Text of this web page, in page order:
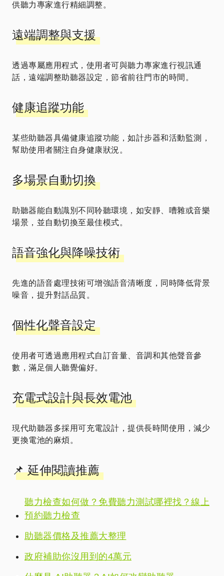
供聽力專家進行精細調整。
遠端調整與支援
透過專屬應用程式，使用者可與聽力專家進行視訊通
話，遠端調整助聽器設定，節省前往門市的時間。
健康追蹤功能
某些助聽器具備健康追蹤功能，如計步器和活動監測，
幫助使用者關注自身健康狀況。
多場景自動切換
助聽器能自動識別不同聆聽環境，如安靜、嘈雜或音樂
場景，並自動切換至最佳模式。
語音強化與降噪技術
先進的語音處理技術可增強語音清晰度，同時降低背景
噪音，提升對話品質。
個性化聲音設定
使用者可透過應用程式自訂音量、音調和其他聲音參
數，滿足個人聽覺偏好。
充電式設計與長效電池
現代助聽器多採用可充電設計，提供長時間使用，減少
更換電池的麻煩。
📌 延伸閱讀推薦
聽力檢查如何做？免費聽力測試哪裡找？線上
預約聽力檢查
助聽器價格及推薦大整理
政府補助你沒用到的4萬元